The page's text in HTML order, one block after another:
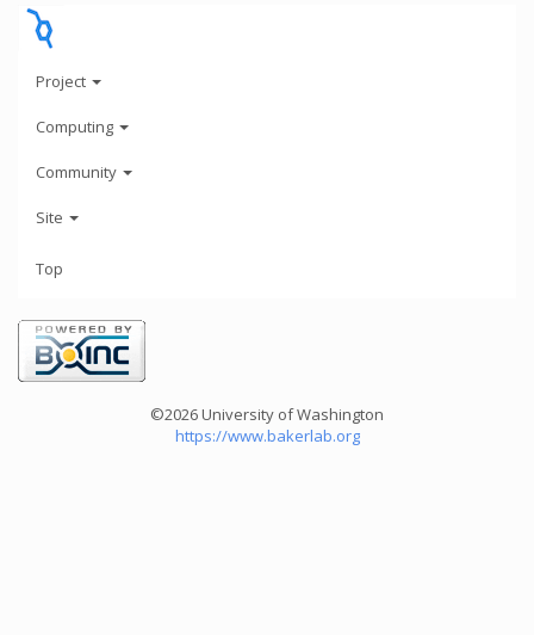
Project
Computing
Community
Site
Top
©2026 University of Washington
https://www.bakerlab.org